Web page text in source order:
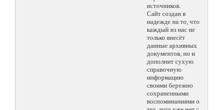
источников.
Сайт создан в
надежде на то, что
каждый из нас не
только внесёт
данные архивных
документов, но и
дополнит сухую
справочную
информацию
своими бережно
сохраненными
воспоминаниями о